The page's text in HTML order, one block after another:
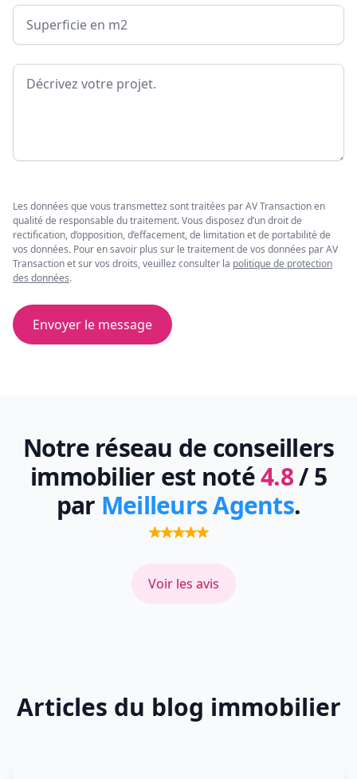
Surface
Message
Les données que vous transmettez sont traitées par AV Transaction en
qualité de responsable du traitement. Vous disposez d’un droit de
rectification, d’opposition, d’effacement, de limitation et de portabilité de
vos données. Pour en savoir plus sur le traitement de vos données par AV
Transaction et sur vos droits, veuillez consulter la politique de protection
des données.
Envoyer le message
Notre réseau de conseillers
immobilier est noté4.8/ 5
par Meilleurs Agents.
Voir les avis
Articles du blog immobilier